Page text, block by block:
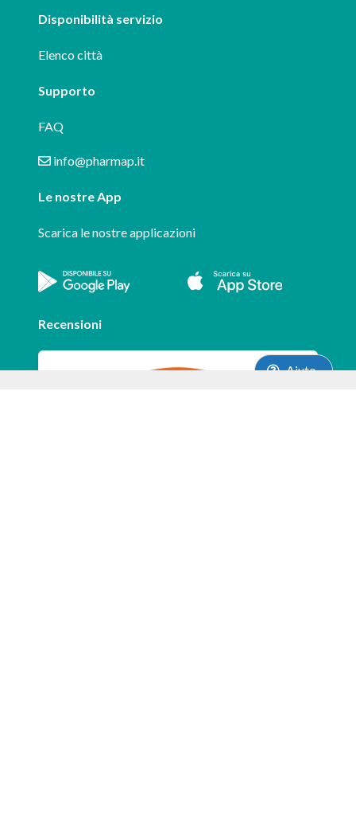
Disponibilità servizio
Elenco città
Supporto
FAQ
info@pharmap.it
Le nostre App
Scarica le nostre applicazioni
Recensioni
Aiuto